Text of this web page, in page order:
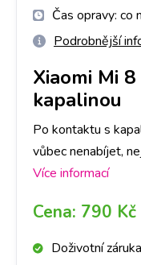
Čas opravy: co
Podrobnější
Xiaomi Mi 8
kapalinou
Po kontaktu s
vůbec nenabíjet,
na kterékoliv naší
jaké míry kapalina
případech pro
některých
Více informací
Cena: 790 Kč
Doživotní